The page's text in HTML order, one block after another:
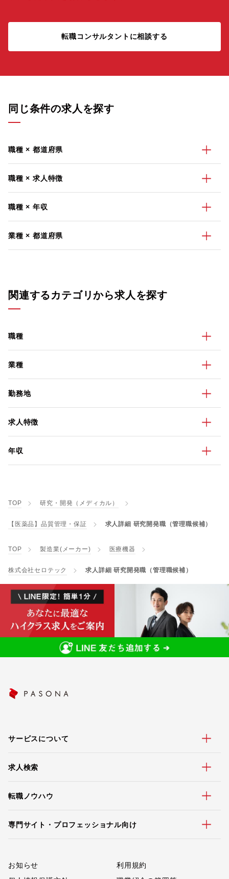
転職コンサルタントに相談する
同じ条件の求人を探す
職種 × 都道府県
職種 × 求人特徴
職種 × 年収
業種 × 都道府県
関連するカテゴリから求人を探す
職種
業種
勤務地
求人特徴
年収
TOP 研究・開発（メディカル）
【医薬品】品質管理・保証 求人詳細 研究開発職（管理職候補）
TOP 製造業(メーカー) 医療機器
株式会社セロテック 求人詳細 研究開発職（管理職候補）
サービスについて
求人検索
転職ノウハウ
専門サイト・プロフェッショナル向け
お知らせ
利用規約